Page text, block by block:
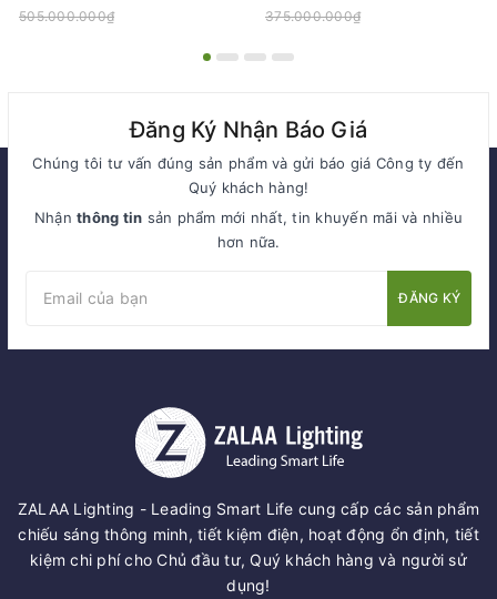
505.000.000₫
Tree Series
375.000.000₫
Đăng Ký Nhận Báo Giá
Chúng tôi tư vấn đúng sản phẩm và gửi báo giá Công ty đến
Quý khách hàng!
Nhậnthông tin sản phẩm mới nhất, tin khuyến mãi và nhiều
hơn nữa.
ĐĂNG KÝ
ZALAA Lighting - Leading Smart Life cung cấp các sản phẩm
chiếu sáng thông minh, tiết kiệm điện, hoạt động ổn định, tiết
kiệm chi phí cho Chủ đầu tư, Quý khách hàng và người sử
dụng!